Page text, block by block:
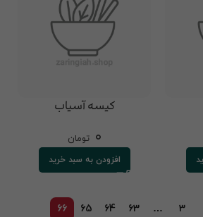
کیسه آسیاب
۰ تومان
افزودن به سبد خرید
3
…
63
64
65
66